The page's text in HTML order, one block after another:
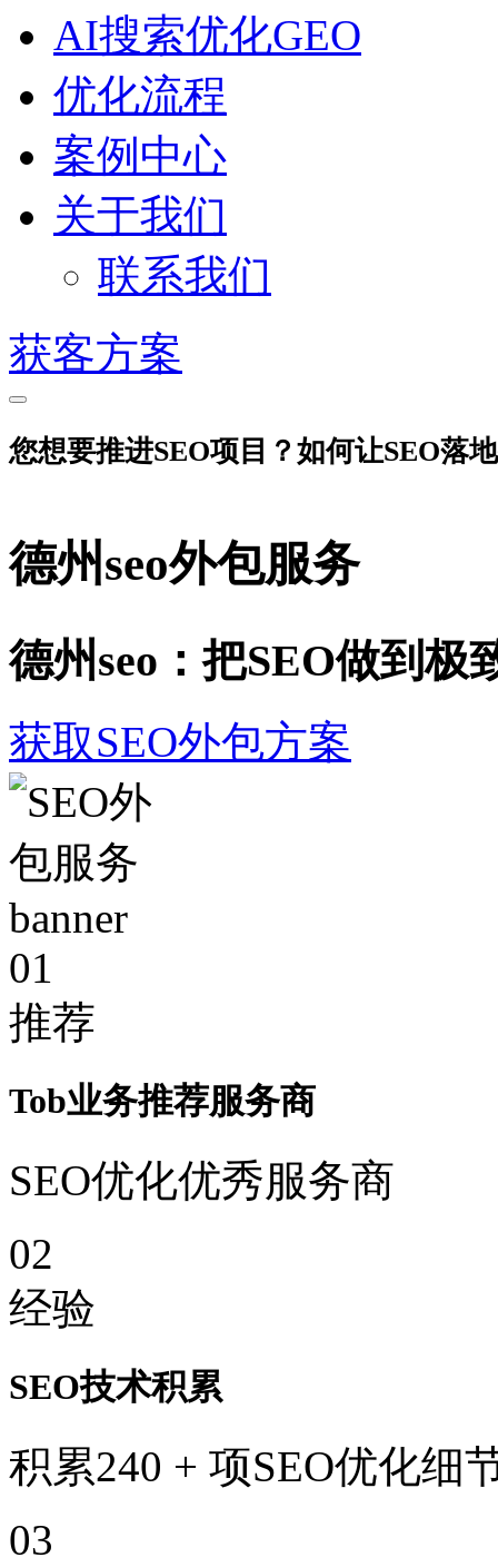
AI搜索优化GEO
优化流程
案例中心
关于我们
联系我们
获客方案
您想要推进SEO项目？如何让SEO落
德州seo外包服务
德州seo：把SEO做到极
获取SEO外包方案
01
推荐
Tob业务推荐服务商
SEO优化优秀服务商
02
经验
SEO技术积累
积累240 + 项SEO优化细
03